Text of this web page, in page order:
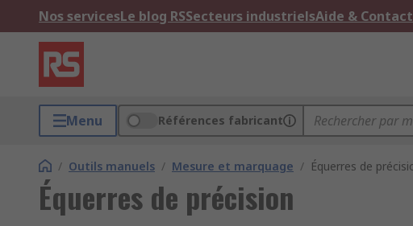
Nos servicesLe blog RSSecteurs industrielsAide & Contact
Menu Références fabricant
/ Outils manuels / Mesure et marquage / Équerres de
Équerres de précision